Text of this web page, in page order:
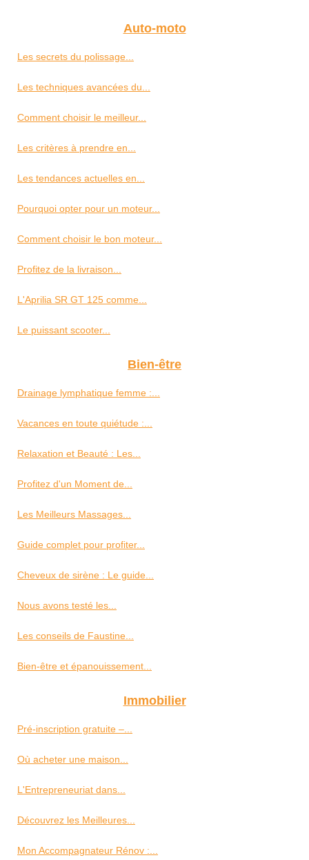
Auto-moto
Les secrets du polissage...
Les techniques avancées du...
Comment choisir le meilleur...
Les critères à prendre en...
Les tendances actuelles en...
Pourquoi opter pour un moteur...
Comment choisir le bon moteur...
Profitez de la livraison...
L'Aprilia SR GT 125 comme...
Le puissant scooter...
Bien-être
Drainage lymphatique femme :...
Vacances en toute quiétude :...
Relaxation et Beauté : Les...
Profitez d'un Moment de...
Les Meilleurs Massages...
Guide complet pour profiter...
Cheveux de sirène : Le guide...
Nous avons testé les...
Les conseils de Faustine...
Bien-être et épanouissement...
Immobilier
Pré-inscription gratuite –...
Où acheter une maison...
L'Entrepreneuriat dans...
Découvrez les Meilleures...
Mon Accompagnateur Rénov :...